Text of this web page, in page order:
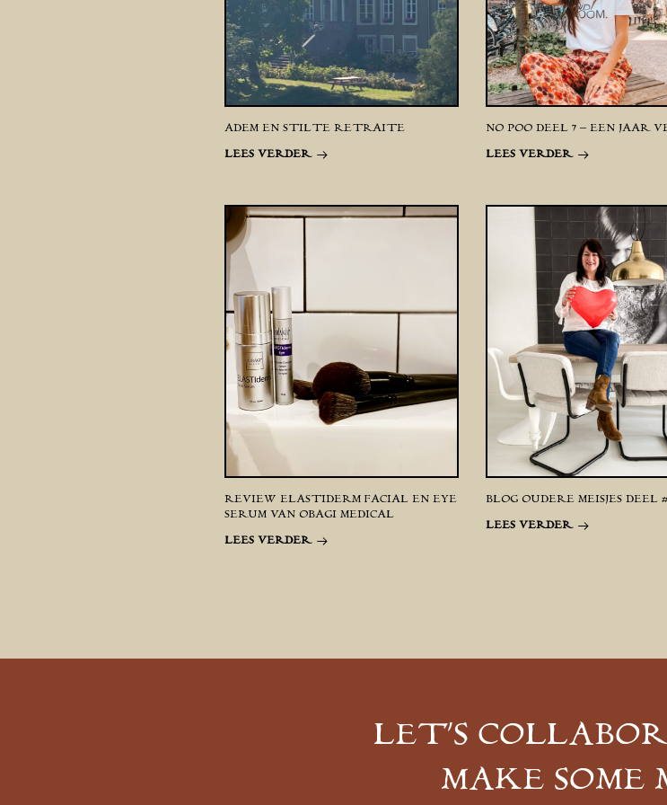
ADEM EN STILTE RETRAITE
LEES VERDER
NO POO DEEL 7 – EEN JAAR
LEES VERDER
REVIEW ELASTIDERM FACIAL EN EYE
SERUM VAN OBAGI MEDICAL
LEES VERDER
BLOG OUDERE MEISJES DEEL
LEES VERDER
LET’S
MAKE SOME